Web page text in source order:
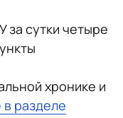
за сутки четыре
хронике и
в разделе